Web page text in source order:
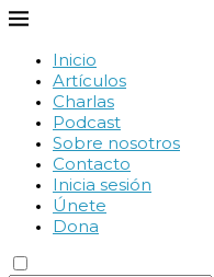
Inicio
Artículos
Charlas
Podcast
Sobre nosotros
Contacto
Inicia sesión
Únete
Dona